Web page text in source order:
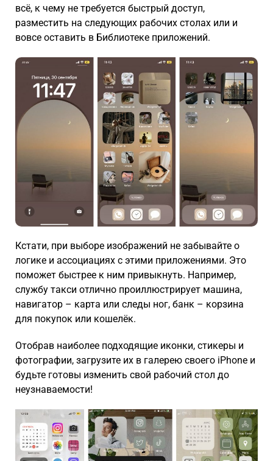
всё, к чему не требуется быстрый доступ,
разместить на следующих рабочих столах или и
вовсе оставить в Библиотеке приложений.
Кстати, при выборе изображений не забывайте о
логике и ассоциациях с этими приложениями. Это
поможет быстрее к ним привыкнуть. Например,
службу такси отлично проиллюстрирует машина,
навигатор – карта или следы ног, банк – корзина
для покупок или кошелёк.
Отобрав наиболее подходящие иконки, стикеры и
фотографии, загрузите их в галерею своего iPhone и
будьте готовы изменить свой рабочий стол до
неузнаваемости!